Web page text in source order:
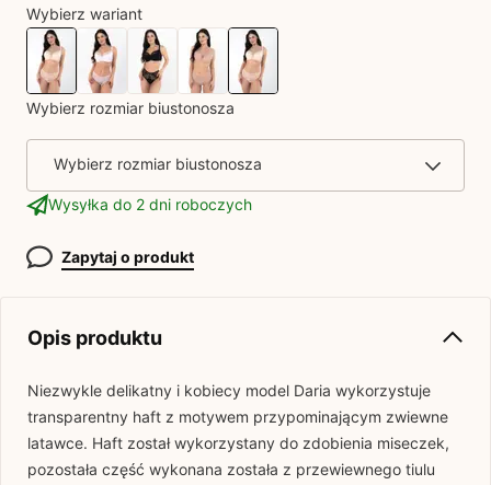
Wybierz wariant
Wybierz rozmiar biustonosza
Wybierz rozmiar biustonosza
Wysyłka do 2 dni roboczych
Zapytaj o produkt
Opis produktu
Niezwykle delikatny i kobiecy model Daria wykorzystuje
transparentny haft z motywem przypominającym zwiewne
latawce. Haft został wykorzystany do zdobienia miseczek,
pozostała część wykonana została z przewiewnego tiulu